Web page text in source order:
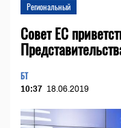
Региональный
Совет ЕС
БТ
10:37 18.06.2019